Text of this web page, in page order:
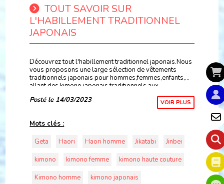
TOUT SAVOIR SUR
L'HABILLEMENT TRADITIONNEL
JAPONAIS
Découvrez tout l'habillement traditionnel japonais.Nous
vous proposons une large sélection de vêtements
traditionnels japonais pour hommes,femmes,enfants,
allant des kimono japonais traditionnels,aux
Samue,Jinbei,Yukata haute qualité et bien plus..
Posté le 14/03/2023 VOIR PLUS
Mots clés :
Geta
Haori Haori homme Jikatabi
Jinbei
kimono
kimono femme
kimono haute couture
Kimono homme
kimono japonais